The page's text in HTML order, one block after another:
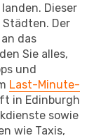
Dieser
Der
das
Sie alles,
und
Last-Minute-
in Edinburgh
sowie
wie Taxis,